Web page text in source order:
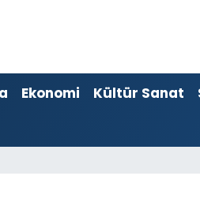
Ekonomi Kültür Sanat